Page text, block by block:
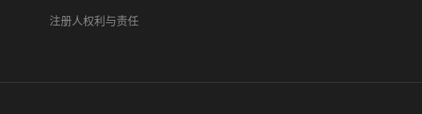
注册人权利与责任